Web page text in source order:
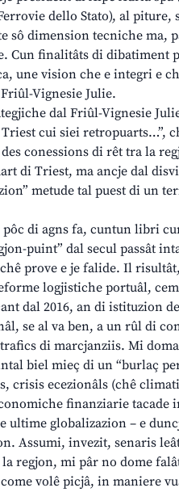
dello Stato), al piture,
sô dimension tecniche ma,
Cun finalitâts di dibatiment
une vision che e integri e
Vignesie Julie.
dal Friûl-Vignesie
cui siei retropuarts…”,
conessions di rêt tra la
di Triest, ma ancje dal
metude tal puest di un
pôc di agns fa, cuntun libri
puint” dal secul passât
prove e je falide. Il
logjistiche portuâl,
dal 2016, an di istituzion
se al va ben, a un rûl di
di marcjanziis. Mi
biel mieç di un “burlaç
crisis ecezionâls (chê
finanziarie tacade
ultime globalizazion – e
Assumi, invezit, senaris
regjon, mi pâr no dome
volê picjâ, in maniere